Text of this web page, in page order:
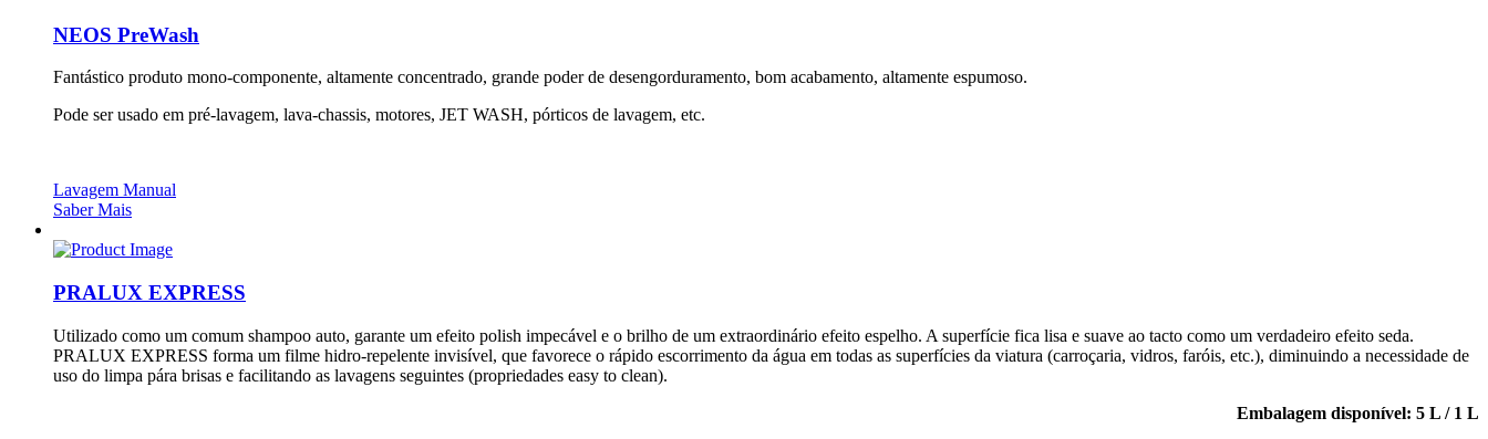
NEOS PreWash
Fantástico produto mono-componente, altamente concentrado, grande poder de desengorduramento, bom acabamento, altamente espumoso.
Pode ser usado em pré-lavagem, lava-chassis, motores, JET WASH, pórticos de lavagem, etc.
Lavagem Manual
Saber Mais
PRALUX EXPRESS
Utilizado como um comum shampoo auto, garante um efeito polish impecável e o brilho de um extraordinário efeito espelho. A superfície fica lisa e suave ao tacto como um verdadeiro efeito seda.
PRALUX EXPRESS forma um filme hidro-repelente invisível, que favorece o rápido escorrimento da água em todas as superfícies da viatura (carroçaria, vidros, faróis, etc.), diminuindo a necessidade de
uso do limpa pára brisas e facilitando as lavagens seguintes (propriedades easy to clean).
Embalagem disponível: 5 L / 1 L